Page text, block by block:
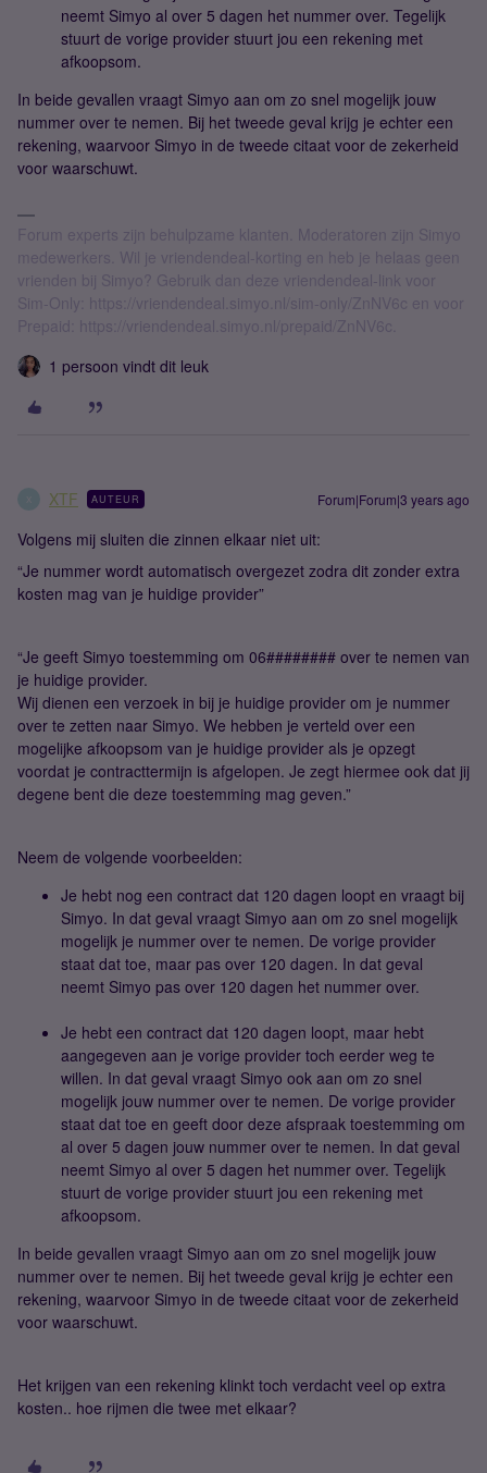
neemt Simyo al over 5 dagen het nummer over. Tegelijk
stuurt de vorige provider stuurt jou een rekening met
afkoopsom.
In beide gevallen vraagt Simyo aan om zo snel mogelijk jouw
nummer over te nemen. Bij het tweede geval krijg je echter een
rekening, waarvoor Simyo in de tweede citaat voor de zekerheid
voor waarschuwt.
Forum experts zijn behulpzame klanten. Moderatoren zijn Simyo
medewerkers. Wil je vriendendeal-korting en heb je helaas geen
vrienden bij Simyo? Gebruik dan deze vriendendeal-link voor
Sim-Only: https://vriendendeal.simyo.nl/sim-only/ZnNV6c en voor
Prepaid: https://vriendendeal.simyo.nl/prepaid/ZnNV6c.
1 persoon vindt dit leuk
XTF AUTEUR Forum|Forum|3 years ago
Volgens mij sluiten die zinnen elkaar niet uit:
“Je nummer wordt automatisch overgezet zodra dit zonder extra
kosten mag van je huidige provider”
“Je geeft Simyo toestemming om 06######## over te nemen van
je huidige provider.
Wij dienen een verzoek in bij je huidige provider om je nummer
over te zetten naar Simyo. We hebben je verteld over een
mogelijke afkoopsom van je huidige provider als je opzegt
voordat je contracttermijn is afgelopen. Je zegt hiermee ook dat jij
degene bent die deze toestemming mag geven.”
Neem de volgende voorbeelden:
Je hebt nog een contract dat 120 dagen loopt en vraagt bij
Simyo. In dat geval vraagt Simyo aan om zo snel mogelijk
mogelijk je nummer over te nemen. De vorige provider
staat dat toe, maar pas over 120 dagen. In dat geval
neemt Simyo pas over 120 dagen het nummer over.
Je hebt een contract dat 120 dagen loopt, maar hebt
aangegeven aan je vorige provider toch eerder weg te
willen. In dat geval vraagt Simyo ook aan om zo snel
mogelijk jouw nummer over te nemen. De vorige provider
staat dat toe en geeft door deze afspraak toestemming om
al over 5 dagen jouw nummer over te nemen. In dat geval
neemt Simyo al over 5 dagen het nummer over. Tegelijk
stuurt de vorige provider stuurt jou een rekening met
afkoopsom.
In beide gevallen vraagt Simyo aan om zo snel mogelijk jouw
nummer over te nemen. Bij het tweede geval krijg je echter een
rekening, waarvoor Simyo in de tweede citaat voor de zekerheid
voor waarschuwt.
Het krijgen van een rekening klinkt toch verdacht veel op extra
kosten.. hoe rijmen die twee met elkaar?